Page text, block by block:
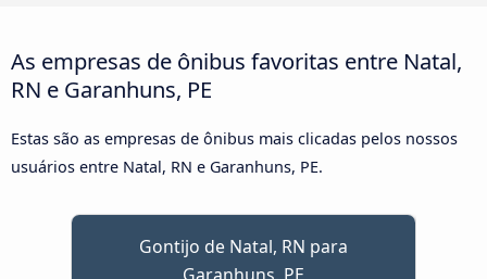
As empresas de ônibus favoritas entre Natal,
RN e Garanhuns, PE
Estas são as empresas de ônibus mais clicadas pelos nossos
usuários entre Natal, RN e Garanhuns, PE.
Gontijo de Natal, RN para